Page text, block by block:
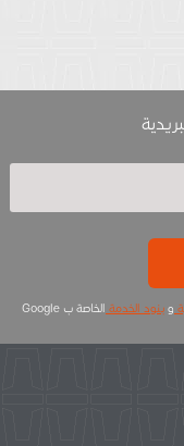
وبنود الخدمة
الخاصة ب Google